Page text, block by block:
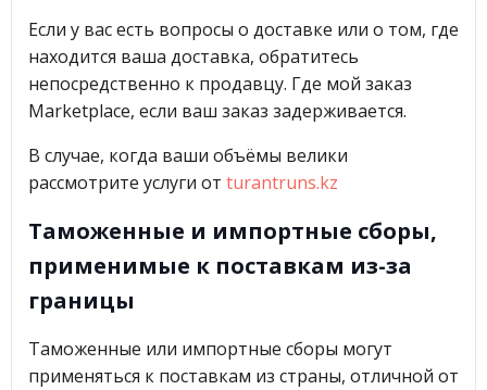
Если у вас есть вопросы о доставке или о том, где
находится ваша доставка, обратитесь
непосредственно к продавцу. Где мой заказ
Marketplace, если ваш заказ задерживается.
В случае, когда ваши объёмы велики
рассмотрите услуги от turantruns.kz
Таможенные и импортные сборы,
применимые к поставкам из-за
границы
Таможенные или импортные сборы могут
применяться к поставкам из страны, отличной от